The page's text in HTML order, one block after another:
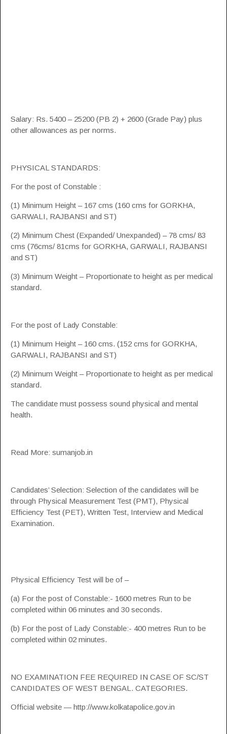
Salary: Rs. 5400 – 25200 (PB 2) + 2600 (Grade Pay) plus
other allowances as per norms.
PHYSICAL STANDARDS:
For the post of Constable :
(1) Minimum Height – 167 cms (160 cms for GORKHA,
GARWALI, RAJBANSI and ST)
(2) Minimum Chest (Expanded/ Unexpanded) – 78 cms/ 83
cms (76cms/ 81cms for GORKHA, GARWALI, RAJBANSI
and ST)
(3) Minimum Weight – Proportionate to height as per medical
standard.
For the post of Lady Constable:
(1) Minimum Height – 160 cms. (152 cms for GORKHA,
GARWALI, RAJBANSI and ST)
(2) Minimum Weight – Proportionate to height as per medical
standard.
The candidate must possess sound physical and mental
health.
Read More: sumanjob.in
Candidates’ Selection: Selection of the candidates will be
through Physical Measurement Test (PMT), Physical
Efficiency Test (PET), Written Test, Interview and Medical
Examination.
Physical Efficiency Test will be of –
(a) For the post of Constable:- 1600 metres Run to be
completed within 06 minutes and 30 seconds.
(b) For the post of Lady Constable:- 400 metres Run to be
completed within 02 minutes.
NO EXAMINATION FEE REQUIRED IN CASE OF SC/ST
CANDIDATES OF WEST BENGAL. CATEGORIES.
Official website — http://www.kolkatapolice.gov.in